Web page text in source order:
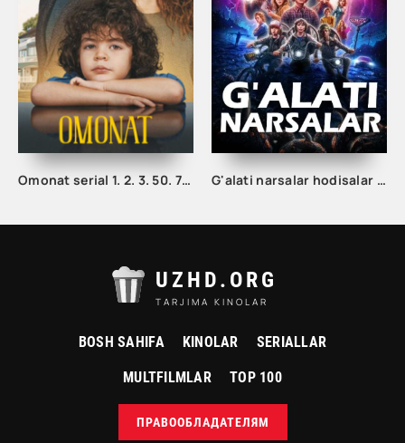
Omonat serial 1. 2. 3. 50. 70. 90. 100. 150. 200 qism Uzbek tilida Barcha qismlar Turk Seriali G'alati narsalar hodisalar g'aroyib ishlar 1. 2. 3. 4. 5. 25. 26. 27. 28. 29. 30. 31. 32. 33. 34. 35. 36. 37. 38 Qism Uzbek tilida Tarjima Serial 1. 2. 3. Fasl
UZHD.ORG
TARJIMA KINOLAR
BOSH SAHIFA KINOLAR SERIALLAR
MULTFILMLAR TOP 100
ПРАВООБЛАДАТЕЛЯМ